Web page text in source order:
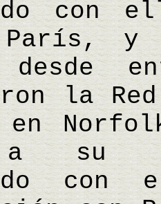
con
y
desde
la
en
su
con